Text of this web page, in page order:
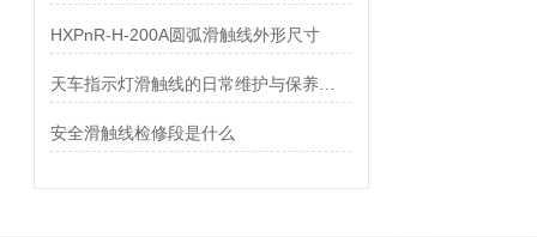
HXPnR-H-200A圆弧滑触线外形尺寸
安全滑触线检修段是什么